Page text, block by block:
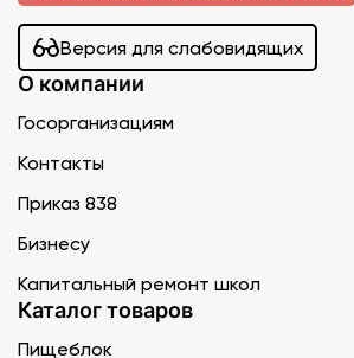
Версия для слабовидящих
О компании
Госорганизациям
Контакты
Приказ 838
Бизнесу
Капитальный ремонт школ
Каталог товаров
Пищеблок